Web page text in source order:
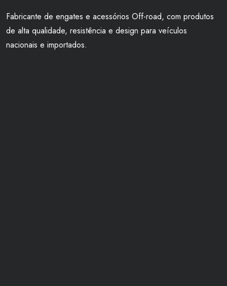
Fabricante de engates e acessórios Off-road, com produtos
de alta qualidade, resistência e design para veículos
nacionais e importados.